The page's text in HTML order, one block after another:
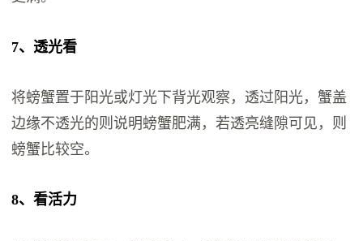
7、透光看
将螃蟹置于阳光或灯光下背光观察，透过阳光，蟹盖
边缘不透光的则说明螃蟹肥满，若透亮缝隙可见，则
螃蟹比较空。
8、看活力